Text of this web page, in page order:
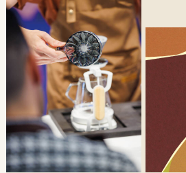
Dimension : 10×10.6×29.5
Capacité : 35g
Poids : 6kg
Puissance : 192W
Meules : 58mm